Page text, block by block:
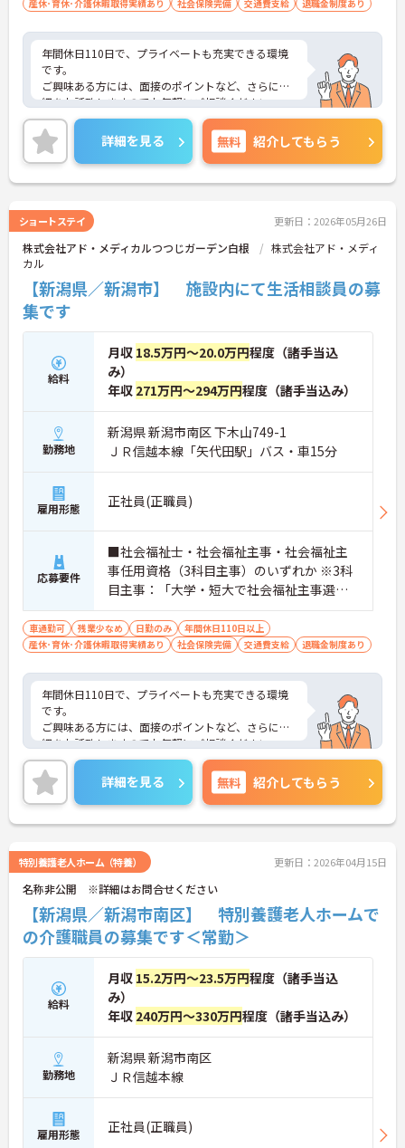
方は尚良し
産休･育休･介護休暇取得実績あり
社会保険完備 交通費支給 退職金制度あり
年間休日110日で、プライベートも充実できる環境
です。
ご興味ある方には、面接のポイントなど、さらに詳
細をお話致しますのでお気軽にご相談ください。
詳細を見る 無料 紹介してもらう
ショートステイ 更新日：2026年05月26日
株式会社アド・メディカルつつじガーデン白根
株式会社アド・メディ
カル
【新潟県／新潟市】 施設内にて生活相談員の募
集です
給料
月収 18.5万円～20.0万円程度（諸手当込
み）
年収 271万円～294万円程度（諸手当込み）
勤務地
新潟県 新潟市南区 下木山749-1
ＪＲ信越本線「矢代田駅」バス・車15分
雇用形態 正社員(正職員)
応募要件
■社会福祉士・社会福祉主事・社会福祉主
事任用資格（3科目主事）のいずれか ※3科
目主事：「大学・短大で社会福祉主事選択
必修科目のうち3科目以上の単位を修得して
卒業者。 ※介護施設などで就業経験のある
方は尚良し
車通勤可 残業少なめ 日勤のみ
年間休日110日以上
産休･育休･介護休暇取得実績あり
社会保険完備 交通費支給 退職金制度あり
年間休日110日で、プライベートも充実できる環境
です。
ご興味ある方には、面接のポイントなど、さらに詳
細をお話致しますのでお気軽にご相談ください。
詳細を見る 無料 紹介してもらう
特別養護老人ホーム（特養） 更新日：2026年04月15日
名称非公開 ※詳細はお問合せください
【新潟県／新潟市南区】 特別養護老人ホームで
の介護職員の募集です＜常勤＞
給料
月収 15.2万円～23.5万円程度（諸手当込
み）
年収 240万円～330万円程度（諸手当込み）
勤務地
新潟県 新潟市南区
ＪＲ信越本線
雇用形態 正社員(正職員)